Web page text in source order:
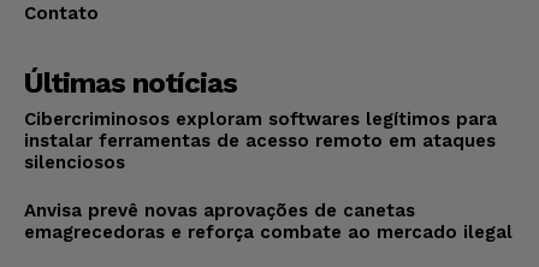
Contato
Últimas notícias
Cibercriminosos exploram softwares legítimos para
instalar ferramentas de acesso remoto em ataques
silenciosos
Anvisa prevê novas aprovações de canetas
emagrecedoras e reforça combate ao mercado ilegal